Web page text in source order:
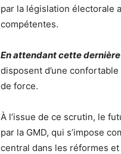
par la législation électorale
compétentes.
En attendant cette
disposent d’une
de force.
À l’issue de ce scrutin, le
par la GMD, qui s’impose
central dans les réformes